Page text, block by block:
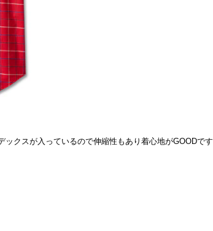
クスが入っているので伸縮性もあり着心地がGOODです